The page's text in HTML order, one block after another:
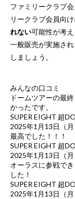
ファミリークラブ
リークラブ会員向
れない可能性が考え
一般販売が実施され
しましょう。
みんなの口コミ
ドームツアーの最
かったです。
SUPER EIGHT 超
2025年1月13日（
最高でした！！！
SUPER EIGHT 超
2025年1月13日（
オーラスに参戦で
した！
SUPER EIGHT 超
2025年1月13日（